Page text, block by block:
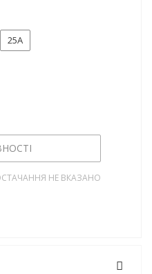
25А
НЕ ВКАЗАНО